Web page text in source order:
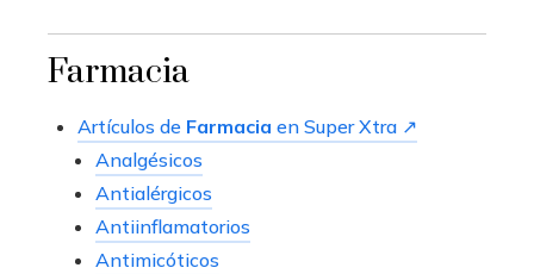
Farmacia
Artículos de Farmacia en Super Xtra ↗
Analgésicos
Antialérgicos
Antiinflamatorios
Antimicóticos